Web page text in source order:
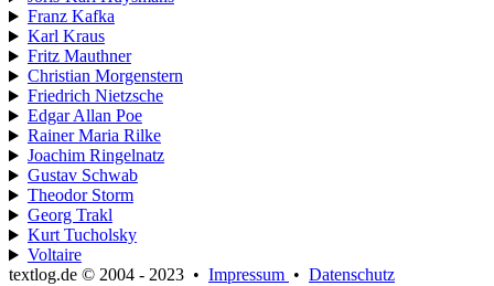
Franz Kafka
Karl Kraus
Fritz Mauthner
Christian Morgenstern
Friedrich Nietzsche
Edgar Allan Poe
Rainer Maria Rilke
Joachim Ringelnatz
Gustav Schwab
Theodor Storm
Georg Trakl
Kurt Tucholsky
Voltaire
textlog.de © 2004 - 2023 • Impressum • Datenschutz